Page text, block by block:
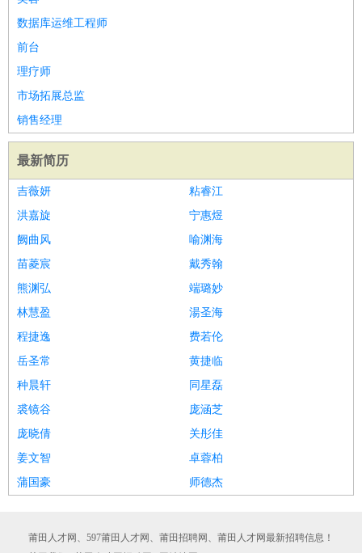
数据库运维工程师
前台
理疗师
市场拓展总监
销售经理
最新简历
吉薇妍
粘睿江
洪嘉旋
宁惠煜
阙曲风
喻渊海
苗菱宸
戴秀翰
熊渊弘
端璐妙
林慧盈
湯圣海
程捷逸
费若伦
岳圣常
黄捷临
种晨轩
同星磊
裘镜谷
庞涵芝
庞晓倩
关彤佳
姜文智
卓蓉柏
蒲国豪
师德杰
莆田人才网、597莆田人才网、莆田招聘网、莆田人才网最新招聘信息！